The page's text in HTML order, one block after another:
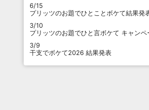
6/15
プリッツのお題でひとことボケて結果発
3/10
プリッツのお題でひと言ボケて キャンペ
3/9
干支でボケて2026 結果発表